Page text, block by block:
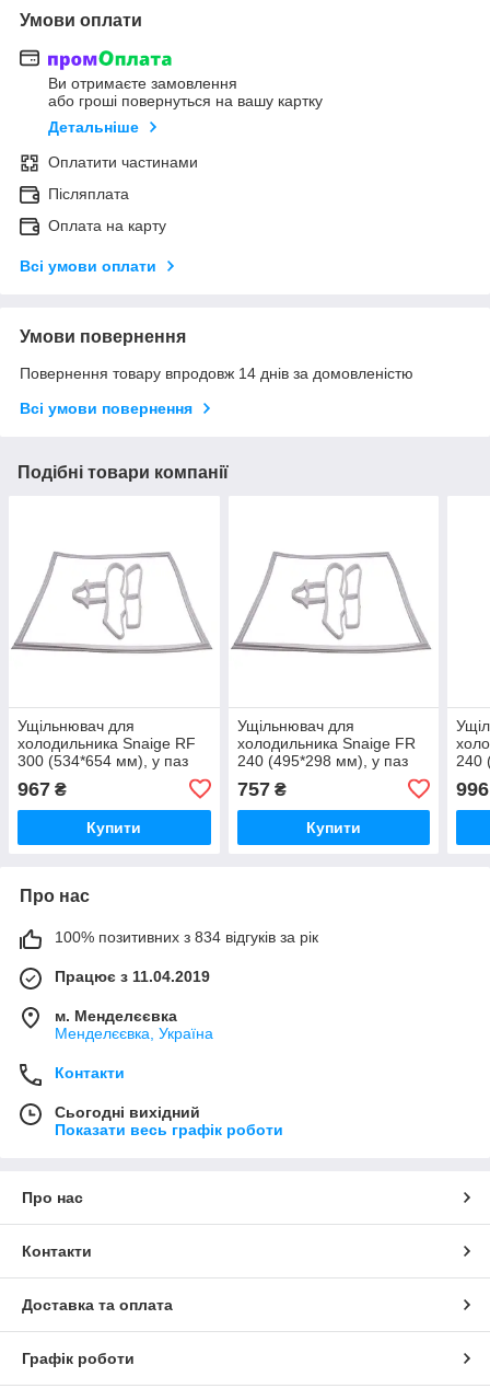
Умови оплати
Ви отримаєте замовлення
або гроші повернуться на вашу картку
Детальніше
Оплатити частинами
Післяплата
Оплата на карту
Всі умови оплати
Умови повернення
Повернення товару впродовж 14 днів за домовленістю
Всі умови повернення
Подібні товари компанії
Ущільнювач для
холодильника Snaige RF
300 (534*654 мм), у паз
967 ₴
Купити
Ущільнювач для
холодильника Snaige FR
240 (495*298 мм), у паз
757₴
Купити
240
996
Про нас
100% позитивних з 834 відгуків за рік
Працює з 11.04.2019
м. Менделєєвка
Менделєєвка, Україна
Контакти
Сьогодні вихідний
Показати весь графік роботи
Про нас
Контакти
Доставка та оплата
Графік роботи